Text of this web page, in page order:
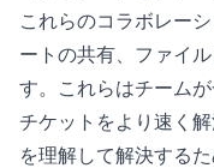
これらのコラボレー
ートの共有、ファイ
す。これらはチーム
チケットをより速く
を理解して解決する